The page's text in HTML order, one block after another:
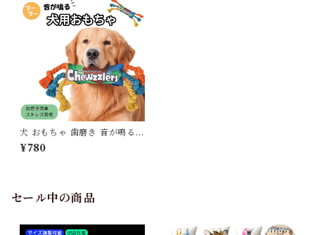
犬 おもちゃ 歯磨き 音が鳴る
プープー 暇つぶし ストレス解
消 犬用おもちゃ フレンチブル
犬 楽しい 遊び 運動不足 噛み
癖 KM786G
¥780
セール中の商品